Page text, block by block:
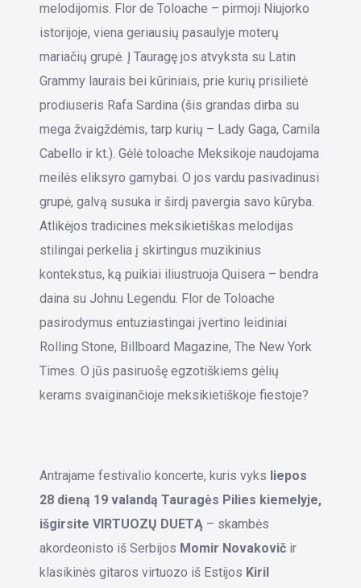
melodijomis. Flor de Toloache – pirmoji Niujorko
istorijoje, viena geriausių pasaulyje moterų
mariačių grupė. Į Tauragę jos atvyksta su Latin
Grammy laurais bei kūriniais, prie kurių prisilietė
prodiuseris Rafa Sardina (šis grandas dirba su
mega žvaigždėmis, tarp kurių – Lady Gaga, Camila
Cabello ir kt.). Gėlė toloache Meksikoje naudojama
meilės eliksyro gamybai. O jos vardu pasivadinusi
grupė, galvą susuka ir širdį pavergia savo kūryba.
Atlikėjos tradicines meksikietiškas melodijas
stilingai perkelia į skirtingus muzikinius
kontekstus, ką puikiai iliustruoja Quisera – bendra
daina su Johnu Legendu. Flor de Toloache
pasirodymus entuziastingai įvertino leidiniai
Rolling Stone, Billboard Magazine, The New York
Times. O jūs pasiruošę egzotiškiems gėlių
kerams svaiginančioje meksikietiškoje fiestoje?
Antrajame festivalio koncerte, kuris vyks liepos
28 dieną 19 valandą Tauragės Pilies kiemelyje,
išgirsite VIRTUOZŲ DUETĄ– skambės
akordeonisto iš Serbijos Momir Novakovič ir
klasikinės gitaros virtuozo iš Estijos Kiril